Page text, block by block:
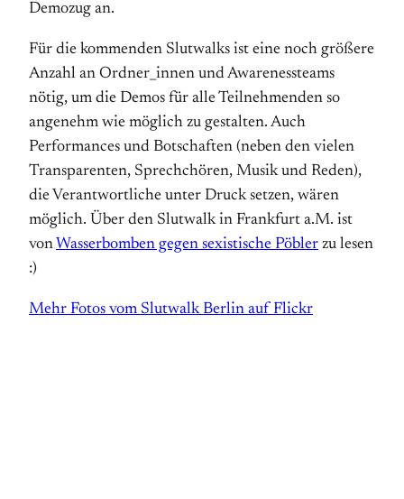
Demozug an.
Für die kommenden Slutwalks ist eine noch größere
Anzahl an Ordner_innen und Awarenessteams
nötig, um die Demos für alle Teilnehmenden so
angenehm wie möglich zu gestalten. Auch
Performances und Botschaften (neben den vielen
Transparenten, Sprechchören, Musik und Reden),
die Verantwortliche unter Druck setzen, wären
möglich. Über den Slutwalk in Frankfurt a.M. ist
von Wasserbomben gegen sexistische Pöbler zu lesen
:)
Mehr Fotos vom Slutwalk Berlin auf Flickr